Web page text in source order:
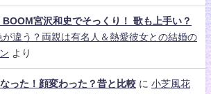
宮沢和史でそっくり！ 歌も上手い？
違う？両親は有名人＆熱愛彼女との結婚の
より
った！顔変わった？昔と比較 に 小芝風花